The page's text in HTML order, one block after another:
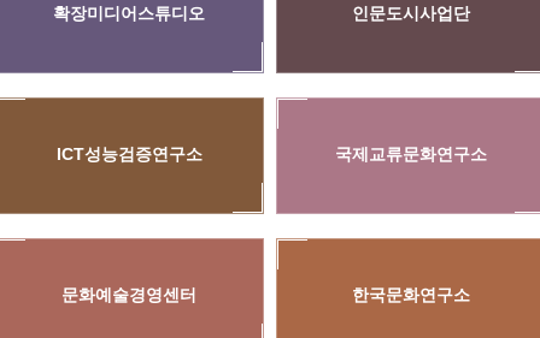
확장미디어스튜디오 인문도시사업단
ICT성능검증연구소 국제교류문화연구소
문화예술경영센터 한국문화연구소